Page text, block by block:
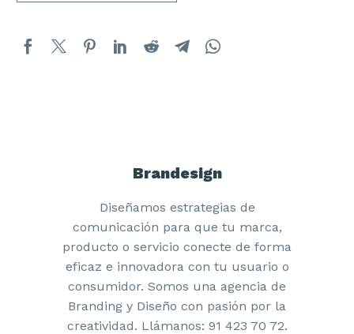
Brandesign
Diseñamos estrategias de
comunicación para que tu marca,
producto o servicio conecte de forma
eficaz e innovadora con tu usuario o
consumidor. Somos una agencia de
Branding y Diseño con pasión por la
creatividad. Llámanos: 91 423 70 72.